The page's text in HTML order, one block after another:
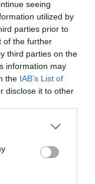
seeing
utilized by
parties prior to
of the further
third parties on the
information may
the IAB’s List of
disclose it to other
también aquellos
insiste la
también que
no son titulares,
quedado
que «las
se
publicará una
y, tras el